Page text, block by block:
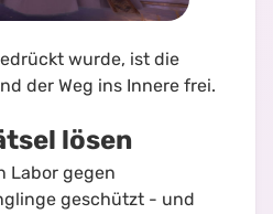
wurde, ist die
der Weg ins Innere frei.
lösen
Labor gegen
geschützt - und